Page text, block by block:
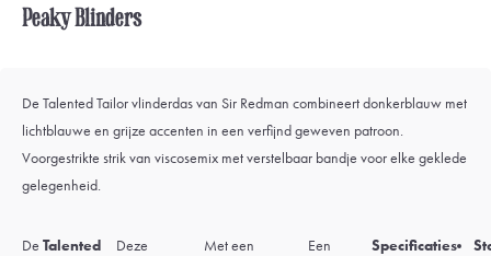
Peaky Blinders
De Talented Tailor vlinderdas van Sir Redman combineert donkerblauw met
lichtblauwe en grijze accenten in een verfijnd geweven patroon.
Voorgestrikte strik van viscosemix met verstelbaar bandje voor elke geklede
gelegenheid.
De Talented
Deze
Met een
Een
Specificaties